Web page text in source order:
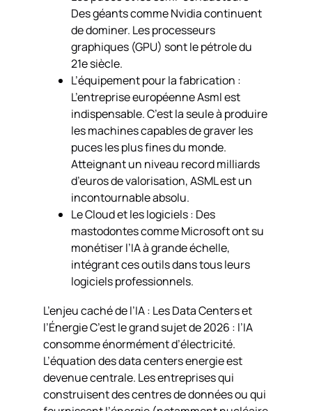
Des géants comme Nvidia continuent
de dominer. Les processeurs
graphiques (GPU) sont le pétrole du
21e siècle.
L’équipement pour la fabrication :
L’entreprise européenne Asml est
indispensable. C’est la seule à produire
les machines capables de graver les
puces les plus fines du monde.
Atteignant un niveau record milliards
d’euros de valorisation, ASML est un
incontournable absolu.
Le Cloud et les logiciels : Des
mastodontes comme Microsoft ont su
monétiser l’IA à grande échelle,
intégrant ces outils dans tous leurs
logiciels professionnels.
L’enjeu caché de l’IA : Les Data Centers et
l’Énergie C’est le grand sujet de 2026 : l’IA
consomme énormément d’électricité.
L’équation des data centers energie est
devenue centrale. Les entreprises qui
construisent des centres de données ou qui